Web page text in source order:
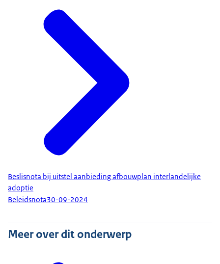
Beslisnota bij uitstel aanbieding afbouwplan interlandelijke
adoptie
Beleidsnota30-09-2024
Meer over dit onderwerp